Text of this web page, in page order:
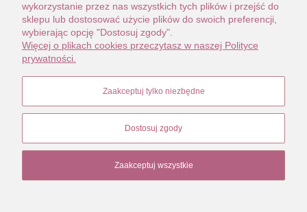
FIRMA/METODA
PŁATNOŚCI
PRZELEW
PRZELEW
ZAKUPACH
Paczkomat InPost
Kurier UPS
-
Kurier DHL
Global Express
48 zł
70 zł
Świat
wykorzystanie przez nas wszystkich tych plików i przejść do
sklepu lub dostosować użycie plików do swoich preferencji,
wybierając opcję "Dostosuj zgody".
Więcej o plikach cookies przeczytasz w naszej Polityce
prywatności.
Zaakceptuj tylko niezbędne
Dostosuj zgody
Zaakceptuj wszystkie